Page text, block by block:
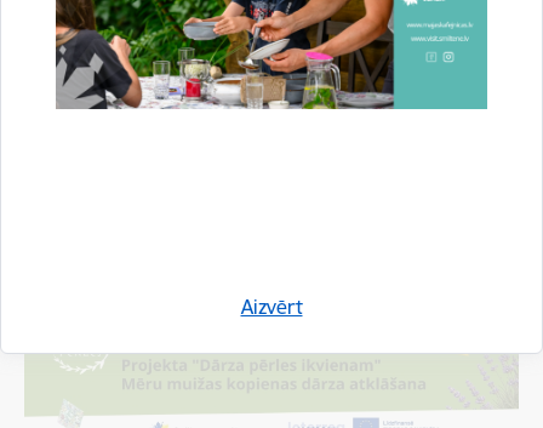
Aizvērt
Stājies spēkā jaunais novada teritorijas
plānojums – Smiltene ieguvusi jaunas pilsētas
robežas